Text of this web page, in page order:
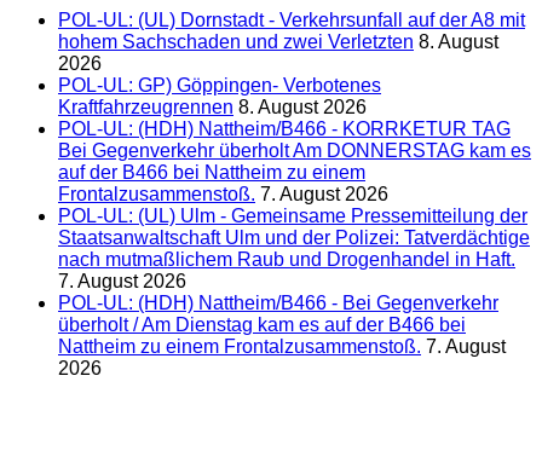
POL-UL: (UL) Dornstadt - Verkehrsunfall auf der A8 mit
hohem Sachschaden und zwei Verletzten 8. August
2026
POL-UL: GP) Göppingen- Verbotenes
Kraftfahrzeugrennen 8. August 2026
POL-UL: (HDH) Nattheim/B466 - KORRKETUR TAG
Bei Gegenverkehr überholt Am DONNERSTAG kam es
auf der B466 bei Nattheim zu einem
Frontalzusammenstoß. 7. August 2026
POL-UL: (UL) Ulm - Gemeinsame Pressemitteilung der
Staatsanwaltschaft Ulm und der Polizei: Tatverdächtige
nach mutmaßlichem Raub und Drogenhandel in Haft.
7. August 2026
POL-UL: (HDH) Nattheim/B466 - Bei Gegenverkehr
überholt / Am Dienstag kam es auf der B466 bei
Nattheim zu einem Frontalzusammenstoß. 7. August
2026